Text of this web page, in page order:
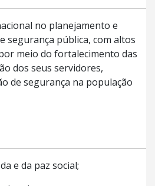
no planejamento e
segurança pública, com altos
meio do fortalecimento das
dos seus servidores,
de segurança na população
e da paz social;